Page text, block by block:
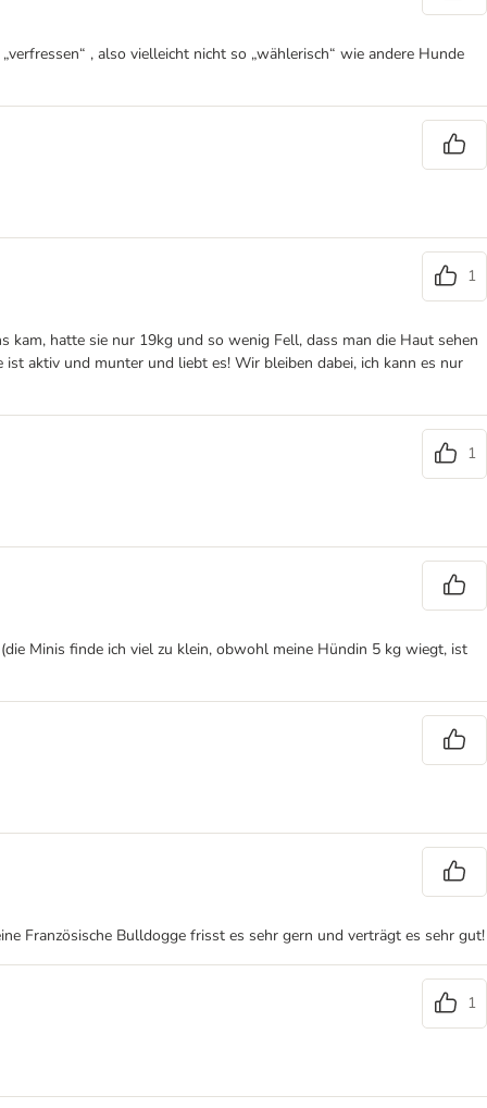
, also vielleicht nicht so „wählerisch“ wie andere Hunde
1
hatte sie nur 19kg und so wenig Fell, dass man die Haut sehen
aktiv und munter und liebt es! Wir bleiben dabei, ich kann es nur
1
Minis finde ich viel zu klein, obwohl meine Hündin 5 kg wiegt, ist
Französische Bulldogge frisst es sehr gern und verträgt es sehr gut!
1